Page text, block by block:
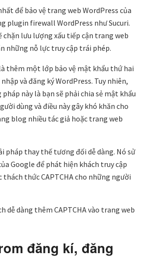
để bảo vệ trang web WordPress của
plugin firewall WordPress như Sucuri.
chặn lưu lượng xấu tiếp cận trang web
những nỗ lực truy cập trái phép.
thêm một lớp bảo vệ mật khẩu thứ hai
và đăng ký WordPress. Tuy nhiên,
này là bạn sẽ phải chia sẻ mật khẩu
dùng và điều này gây khó khăn cho
blog nhiều tác giả hoặc trang web
pháp thay thế tương đối dễ dàng. Nó sử
Google để phát hiện khách truy cập
thách thức CAPTCHA cho những người
dễ dàng thêm CAPTCHA vào trang web
đăng kí, đăng